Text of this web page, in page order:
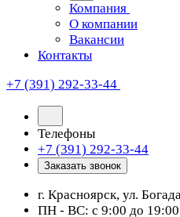
Компания
О компании
Вакансии
Контакты
+7 (391) 292-33-44
Телефоны
+7 (391) 292-33-44
Заказать звонок
г. Красноярск, ул.
ПН - ВС: с 9:00 до 19:00